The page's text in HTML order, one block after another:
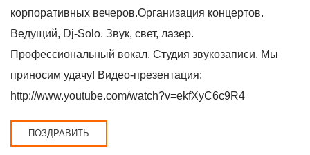
корпоративных вечеров.Организация концертов.
Ведущий, Dj-Solo. Звук, свет, лазер.
Профессиональный вокал. Студия звукозаписи. Мы
приносим удачу! Видео-презентация:
http://www.youtube.com/watch?v=ekfXyC6c9R4
ПОЗДРАВИТЬ